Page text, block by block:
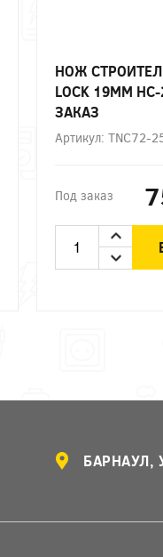
НОЖ
LOCK 19ММ НС-
ЗАКАЗ
Артикул: TNC72-
Под заказ
БАРНАУЛ,